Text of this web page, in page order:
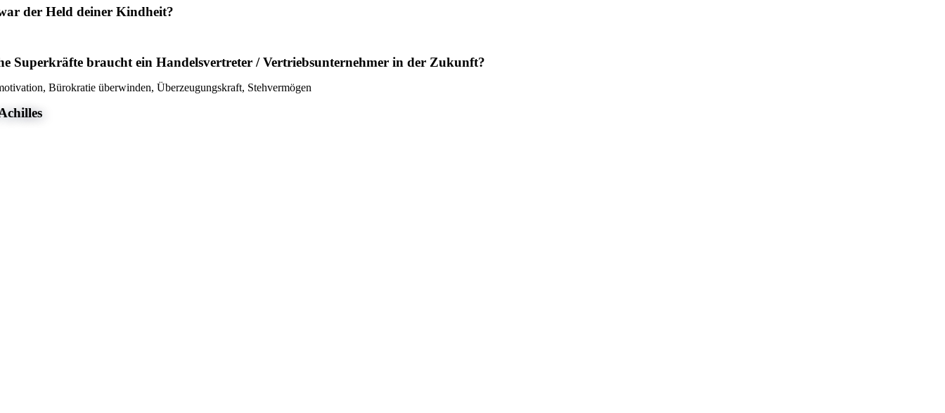
der Held deiner Kindheit?
Superkräfte braucht ein Handelsvertreter / Vertriebsunternehmer in der Zukunft?
Bürokratie überwinden, Überzeugungskraft, Stehvermögen